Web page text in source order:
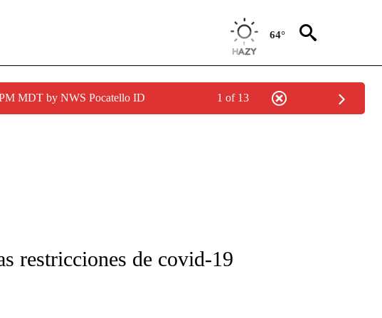
64°
MDT by NWS Pocatello ID 1 of 13
NOTIFICATIONS ABOUT NEW PAGES ON "CNN-SPANISH".
restricciones de covid-19